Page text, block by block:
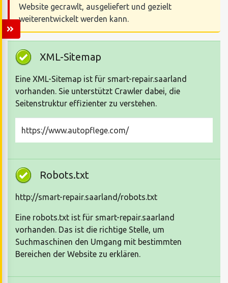
Website gecrawlt, ausgeliefert und gezielt
weiterentwickelt werden kann.
XML-Sitemap
Eine XML-Sitemap ist für smart-repair.saarland
vorhanden. Sie unterstützt Crawler dabei, die
Seitenstruktur effizienter zu verstehen.
https://www.autopflege.com/
Robots.txt
http://smart-repair.saarland/robots.txt
Eine robots.txt ist für smart-repair.saarland
vorhanden. Das ist die richtige Stelle, um
Suchmaschinen den Umgang mit bestimmten
Bereichen der Website zu erklären.